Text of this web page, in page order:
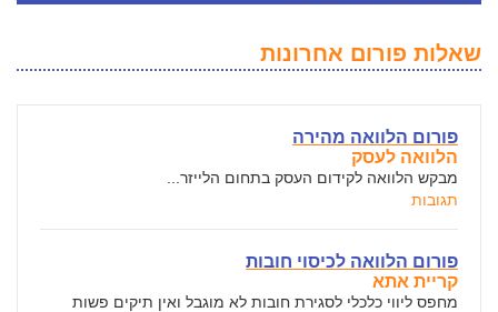
שאלות פורום אחרונות
פורום הלוואה מהירה
הלוואה לעסק
מבקש הלוואה לקידום העסק בתחום הלייזר...
תגובות
פורום הלוואה לכיסוי חובות
קריית אתא
מחפס ליווי כלכלי לסגירת חובות לא מוגבל ואין תיקים פשות